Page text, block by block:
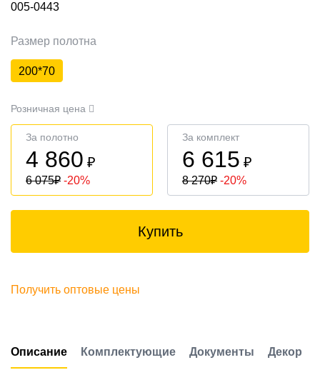
005-0443
Размер полотна
200*70
Розничная цена
За полотно
4 860 ₽
6 075₽ -20%
За комплект
6 615 ₽
8 270₽ -20%
Купить
Получить оптовые цены
Описание Комплектующие Документы Декор